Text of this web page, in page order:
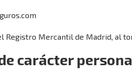
Registro Mercantil de Madrid, al
carácter